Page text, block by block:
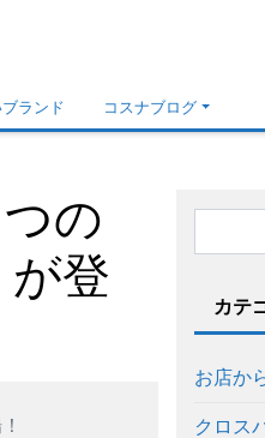
ランド コスナブログ
の
が登
カテ
お店か
クロス